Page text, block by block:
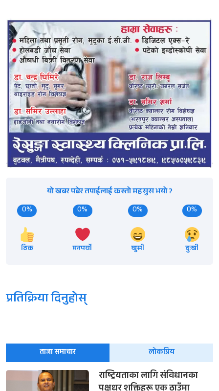
यो खबर पढेर तपाईलाई कस्तो महसुस भयो ?
0%
ठिक
0%
मनपर्यो
0%
खुसी
0%
दुःखी
प्रतिक्रिया दिनुहोस्
ताजा समाचार लोकप्रिय
राष्ट्रियताका लागि संविधानका